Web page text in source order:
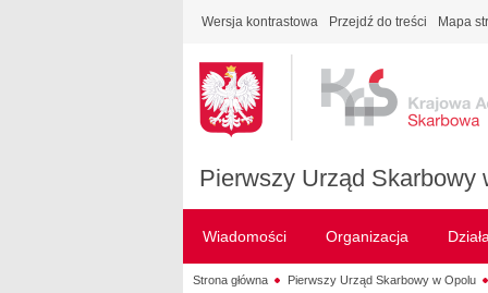
Wersja kontrastowa Przejdź do treści Mapa
Pierwszy Urząd Skarbowy
Wiadomości Organizacja
Strona główna Pierwszy Urząd Skarbowy w Opolu